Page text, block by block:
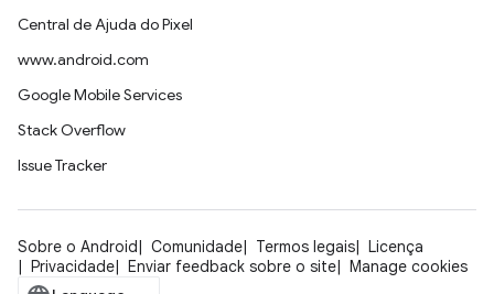
Central de Ajuda do Pixel
www.android.com
Google Mobile Services
Stack Overflow
Issue Tracker
Sobre o Android Comunidade Termos legais
Licença
Privacidade
Enviar feedback sobre o site Manage cookies